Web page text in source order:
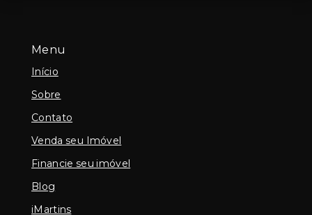
Menu
Início
Sobre
Contato
Venda seu Imóvel
Financie seu imóvel
Blog
iMartins